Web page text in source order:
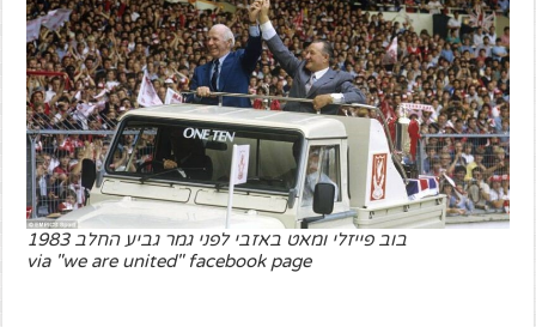
בוב פייזלי ומאט באזבי לפני גמר גביע החלב 1983
via "we are united" facebook page